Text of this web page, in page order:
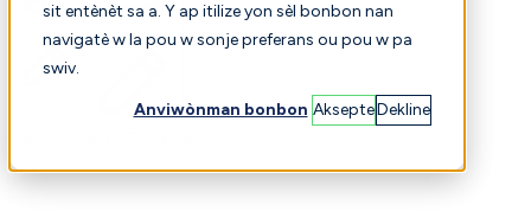
sit entènèt sa a. Y ap itilize yon sèl bonbon nan
navigatè w la pou w sonje preferans ou pou w pa
swiv.
Anviwònman bonbon AksepteDekline
Konparezon